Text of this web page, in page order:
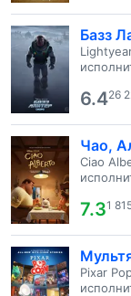
Базз
6.426
Чао,
Ciao
7.31
Pixar